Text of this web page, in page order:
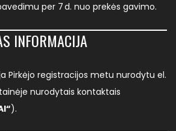
per 7 d. nuo prekės gavimo.
INFORMACIJA
Pirkėjo registracijos metu nurodytu el.
nurodytais kontaktais
).